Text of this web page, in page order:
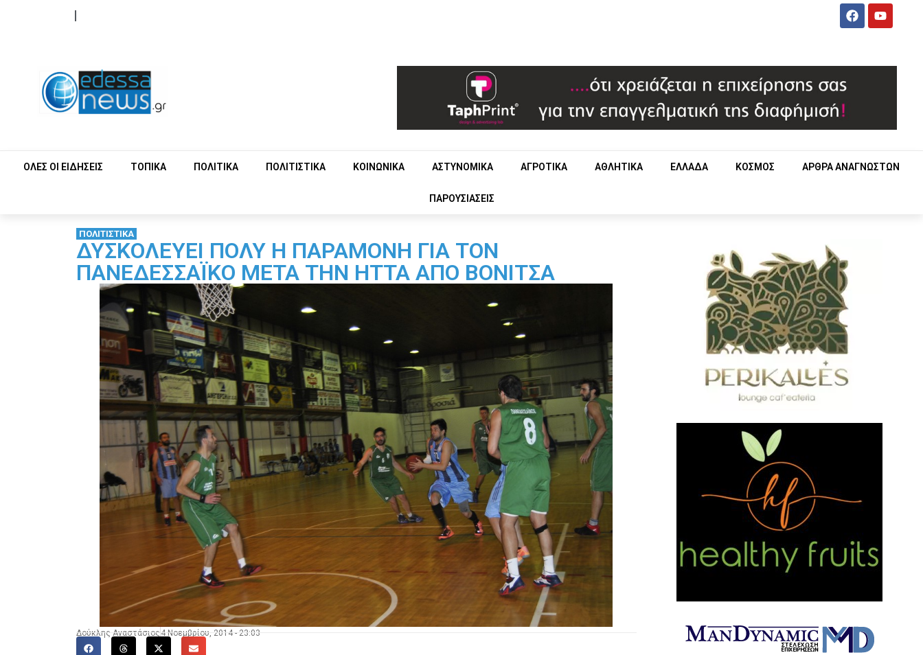
ΟΛΕΣ ΟΙ ΕΙΔΗΣΕΙΣ ΤΟΠΙΚΑ ΠΟΛΙΤΙΚΑ ΠΟΛΙΤΙΣΤΙΚΑ ΚΟΙΝΩΝΙΚΑ ΑΣΤΥΝΟΜΙΚΑ ΑΓΡΟΤΙΚΑ ΑΘΛΗΤΙΚΑ ΕΛΛΑΔΑ ΚΟΣΜΟΣ ΑΡΘΡΑ ΑΝΑΓΝΩΣΤΩΝ
ΠΑΡΟΥΣΙΑΣΕΙΣ
ΠΟΛΙΤΙΣΤΙΚΑ
ΔΥΣΚΟΛΕΥΕΙ ΠΟΛΥ Η ΠΑΡΑΜΟΝΗ ΓΙΑ ΤΟΝ
ΠΑΝΕΔΕΣΣΑΪΚΟ ΜΕΤΑ ΤΗΝ ΗΤΤΑ ΑΠΟ ΒΟΝΙΤΣΑ
Δούκλης Αναστάσιος 4 Νοεμβρίου, 2014 - 23:03